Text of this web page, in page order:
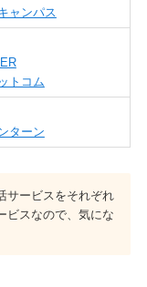
ャンパス
トコム
ターン
サービスをそれぞれ
ビスなので、気にな